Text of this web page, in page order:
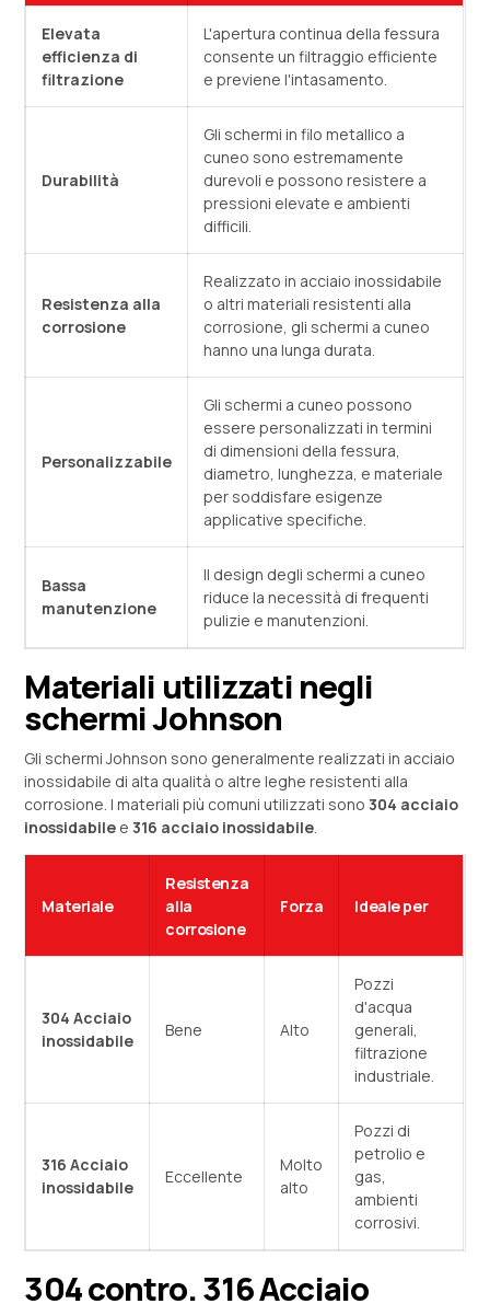
Elevata
efficienza di
filtrazione
L'apertura continua della fessura
consente un filtraggio efficiente
e previene l'intasamento.
Durabilità
Gli schermi in filo metallico a
cuneo sono estremamente
durevoli e possono resistere a
pressioni elevate e ambienti
difficili.
Resistenza alla
corrosione
Realizzato in acciaio inossidabile
o altri materiali resistenti alla
corrosione, gli schermi a cuneo
hanno una lunga durata.
Personalizzabile
Gli schermi a cuneo possono
essere personalizzati in termini
di dimensioni della fessura,
diametro, lunghezza, e materiale
per soddisfare esigenze
applicative specifiche.
Bassa
manutenzione
Il design degli schermi a cuneo
riduce la necessità di frequenti
pulizie e manutenzioni.
Materiali utilizzati negli
schermi Johnson
Gli schermi Johnson sono generalmente realizzati in acciaio
inossidabile di alta qualità o altre leghe resistenti alla
corrosione. I materiali più comuni utilizzati sono304 acciaio
inossidabile e316 acciaio inossidabile.
Materiale
Resistenza
alla
corrosione
Forza Ideale per
304 Acciaio
inossidabile
Bene Alto
Pozzi
d'acqua
generali,
filtrazione
industriale.
316 Acciaio
inossidabile
Eccellente
Molto
alto
Pozzi di
petrolio e
gas,
ambienti
corrosivi.
304 contro. 316 Acciaio